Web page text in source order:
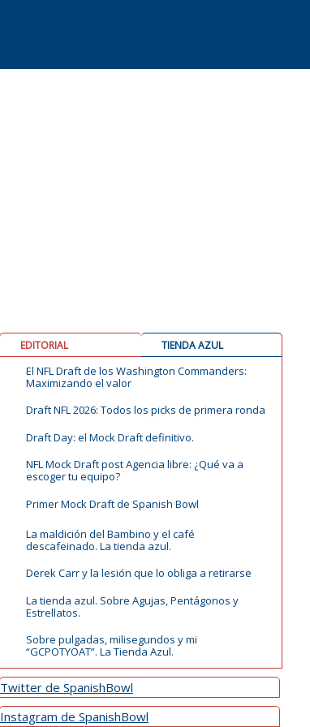
EDITORIAL TIENDA AZUL
El NFL Draft de los Washington Commanders:
Maximizando el valor
Draft NFL 2026: Todos los picks de primera ronda
Draft Day: el Mock Draft definitivo.
NFL Mock Draft post Agencia libre: ¿Qué va a
escoger tu equipo?
Primer Mock Draft de Spanish Bowl
La maldición del Bambino y el café
descafeinado. La tienda azul.
Derek Carr y la lesión que lo obliga a retirarse
La tienda azul. Sobre Agujas, Pentágonos y
Estrellatos.
Sobre pulgadas, milisegundos y mi
“GCPOTYOAT”. La Tienda Azul.
Twitter de SpanishBowl
Instagram de SpanishBowl